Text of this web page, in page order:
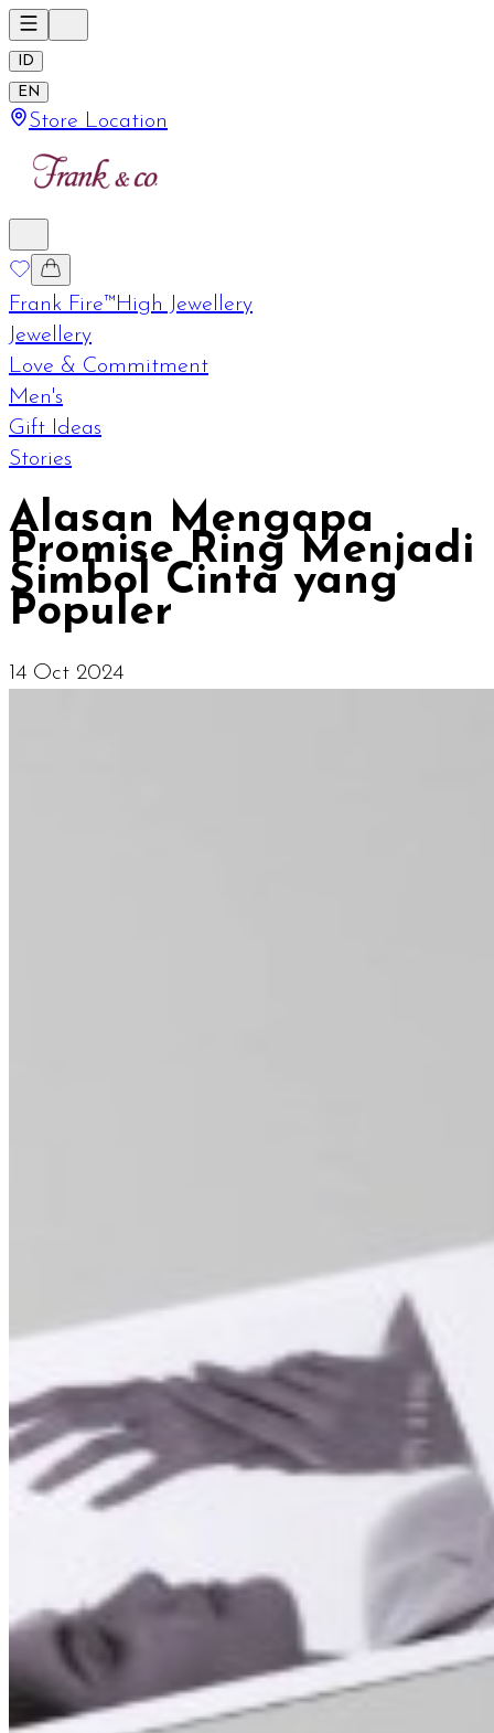
ID
EN
Store Location
Frank Fire™High Jewellery
Jewellery
Love & Commitment
Men's
Gift Ideas
Stories
Alasan Mengapa
Promise Ring Menjadi
Simbol Cinta yang
Populer
14 Oct 2024